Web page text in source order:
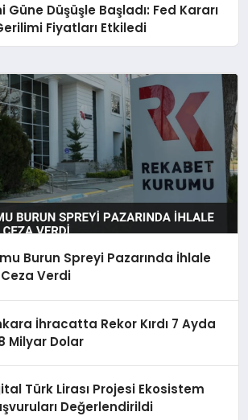
Güne Düşüşle Başladı: Fed Kararı
Fiyatları Etkiledi
Burun Spreyi Pazarında İhlale
Verdi
İhracatta Rekor Kırdı 7 Ayda
Milyar Dolar
Türk Lirası Projesi Ekosistem
Değerlendirildi